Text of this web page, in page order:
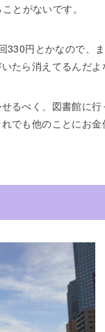
とがないです。
330円とかなので、
たら消えてるんだよ
るべく、図書館に行
でも他のことにお金